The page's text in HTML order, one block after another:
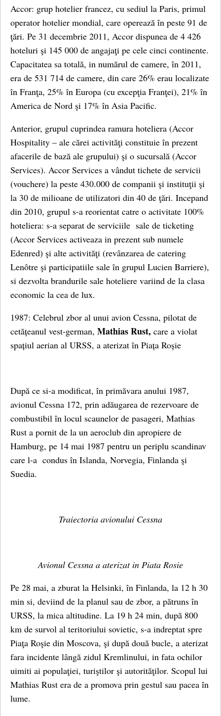
Accor: grup hotelier francez, cu sediul la Paris, primul
operator hotelier mondial, care operează în peste 91 de
ţări. Pe 31 decembrie 2011, Accor dispunea de 4 426
hoteluri şi 145 000 de angajaţi pe cele cinci continente.
Capacitatea sa totală, in numărul de camere, în 2011,
era de 531 714 de camere, din care 26% erau localizate
în Franţa, 25% în Europa (cu excepţia Franţei), 21% în
America de Nord şi 17% în Asia Pacific.
Anterior, grupul cuprindea ramura hoteliera (Accor
Hospitality – ale cărei activităţi constituie în prezent
afacerile de bază ale grupului) şi o sucursală (Accor
Services). Accor Services a vândut tichete de servicii
(vouchere) la peste 430.000 de companii şi instituţii şi
la 30 de milioane de utilizatori din 40 de ţări. Incepand
din 2010, grupul s-a reorientat catre o activitate 100%
hoteliera: s-a separat de serviciile sale de ticketing
(Accor Services activeaza in prezent sub numele
Edenred) şi alte activităţi (revânzarea de catering
Lenôtre şi participatiile sale în grupul Lucien Barriere),
si dezvolta brandurile sale hoteliere variind de la clasa
economic la cea de lux.
1987: Celebrul zbor al unui avion Cessna, pilotat de
cetățeanul vest-german, Mathias Rust, care a violat
spațiul aerian al URSS, a aterizat în Piața Roșie
După ce si-a modificat, în primăvara anului 1987,
avionul Cessna 172, prin adăugarea de rezervoare de
combustibil în locul scaunelor de pasageri, Mathias
Rust a pornit de la un aeroclub din apropiere de
Hamburg, pe 14 mai 1987 pentru un periplu scandinav
care l-a condus în Islanda, Norvegia, Finlanda şi
Suedia.
Traiectoria avionului Cessna
Avionul Cessna a aterizat in Piata Rosie
Pe 28 mai, a zburat la Helsinki, în Finlanda, la 12 h 30
min si, deviind de la planul sau de zbor, a pătruns în
URSS, la mica altitudine. La 19 h 24 min, după 800
km de survol al teritoriului sovietic, s-a indreptat spre
Piaţa Roşie din Moscova, şi după două bucle, a aterizat
fara incidente lângă zidul Kremlinului, in fata ochilor
uimiti ai populaţiei, turiştilor şi autorităţilor. Scopul lui
Mathias Rust era de a promova prin gestul sau pacea în
lume.